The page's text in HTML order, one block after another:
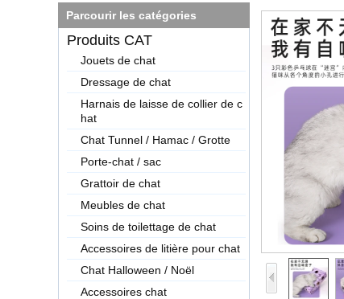
Parcourir les catégories
Produits CAT
Jouets de chat
Dressage de chat
Harnais de laisse de collier de c
hat
Chat Tunnel / Hamac / Grotte
Porte-chat / sac
Grattoir de chat
Meubles de chat
Soins de toilettage de chat
Accessoires de litière pour chat
Chat Halloween / Noël
Accessoires chat